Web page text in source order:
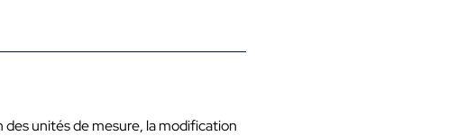
des unités de mesure, la modification